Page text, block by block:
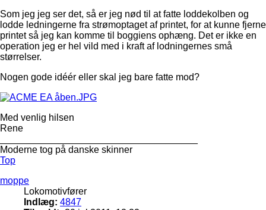
Som jeg jeg ser det, så er jeg nød til at fatte loddekolben og
lodde ledningerne fra strømoptaget af printet, for at kunne fjerne
printet så jeg kan komme til boggiens ophæng. Det er ikke en
operation jeg er hel vild med i kraft af lodningernes små
størrelser.
Nogen gode idéér eller skal jeg bare fatte mod?
Med venlig hilsen
Rene
Moderne tog på danske skinner
Top
moppe
Lokomotivfører
Indlæg: 4847